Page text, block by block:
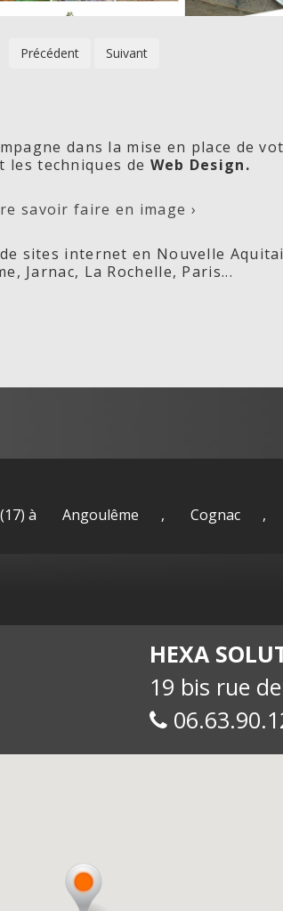
Les
de
Maguy -
E-
Précédent Suivant
dans la mise en place de
les techniques de Web Design.
savoir faire en image ›
sites internet en Nouvelle
Jarnac, La Rochelle, Paris...
à Angoulême , Cognac ,
HEXA
19 bis rue